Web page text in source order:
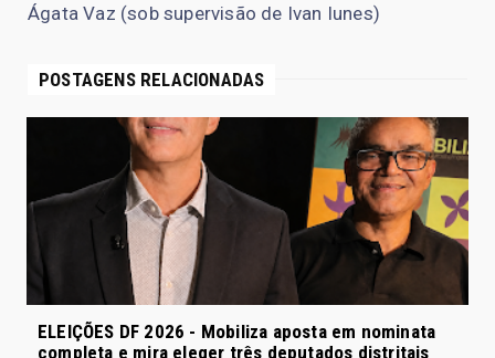
Ágata Vaz (sob supervisão de Ivan Iunes)
POSTAGENS RELACIONADAS
ELEIÇÕES DF 2026 - Mobiliza aposta em nominata
completa e mira eleger três deputados distritais